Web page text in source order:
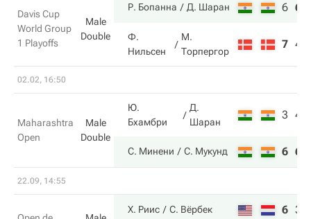
Davis Cup
World Group
1 Playoffs
Male
Double
Р. Бопанна Д. Шаран 6 6
Ф.
Нильсен
М.
Торпергор
7 4
02.02, 16:50
Maharashtra
Open
Male
Double
Ю.
Бхамбри
Д.
Шаран
3 4
С. Минени С. Мукунд 6 6
22.09, 14:55
Х. Риис С. Вёрбек 6 3